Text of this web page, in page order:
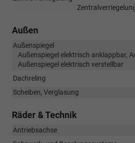
Außen
Außenspiegel
Außenspiegel elektrisch anklappbar,
Außenspiegel elektrisch verstellbar
Dachreling
Scheiben, Verglasung
Räder & Technik
Antriebsachse